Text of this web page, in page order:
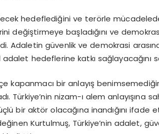
hedeflediğini ve terörle
değiştirmeye başladığını ve
Adaletin güvenlik ve demokrasi
hedeflerine katkı sağlayacağını
içe kapanmacı bir anlayış
Türkiye’nin nizam-ı alem anlayışına
bir aktör olacağına inandığını ifade
Kurtulmuş, Türkiye’nin adalet,